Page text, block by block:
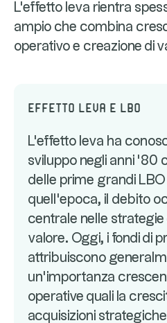
L'effetto leva rientra
ampio che combina
operativo e creazione di
Effetto leva e LBO
L'effetto leva ha
sviluppo negli anni '80
delle prime grandi LBO
quell'epoca, il debito
centrale nelle strategie
valore. Oggi, i fondi di
attribuiscono
un'importanza
operative quali la
acquisizioni